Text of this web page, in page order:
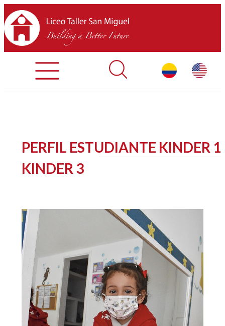
INICIO
EQUIPO
EGRESADOS
PERFIL ESTUDIANTE KINDER 1
KINDER 3